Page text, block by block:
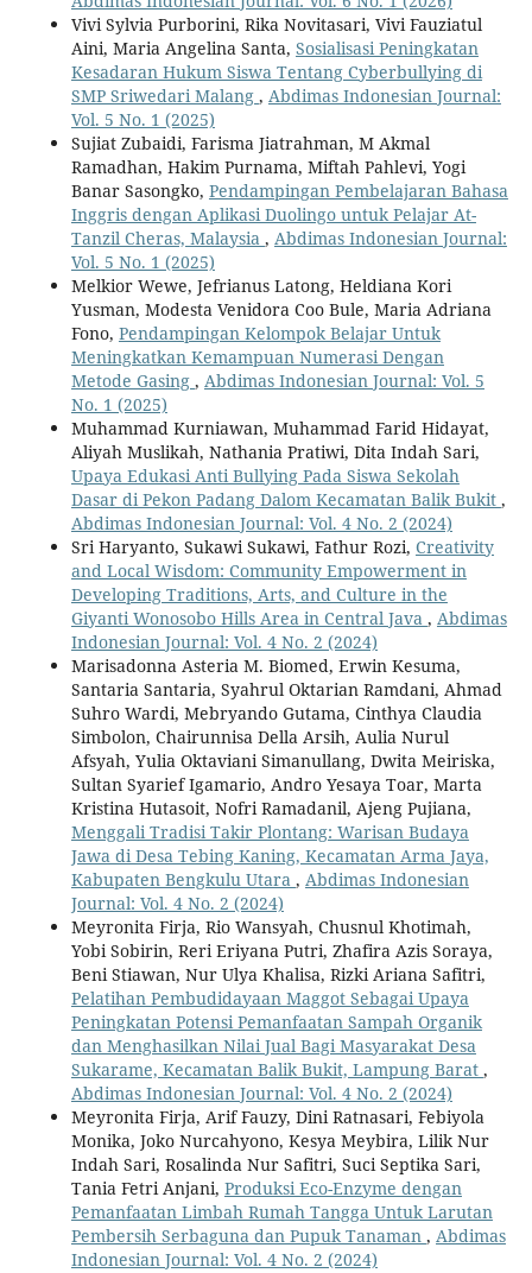
Vivi Sylvia Purborini, Rika Novitasari, Vivi Fauziatul
Aini, Maria Angelina Santa, Sosialisasi Peningkatan
Kesadaran Hukum Siswa Tentang Cyberbullying di
SMP Sriwedari Malang , Abdimas Indonesian Journal:
Vol. 5 No. 1 (2025)
Sujiat Zubaidi, Farisma Jiatrahman, M Akmal
Ramadhan, Hakim Purnama, Miftah Pahlevi, Yogi
Banar Sasongko, Pendampingan Pembelajaran Bahasa
Inggris dengan Aplikasi Duolingo untuk Pelajar At-
Tanzil Cheras, Malaysia , Abdimas Indonesian Journal:
Vol. 5 No. 1 (2025)
Melkior Wewe, Jefrianus Latong, Heldiana Kori
Yusman, Modesta Venidora Coo Bule, Maria Adriana
Fono, Pendampingan Kelompok Belajar Untuk
Meningkatkan Kemampuan Numerasi Dengan
Metode Gasing , Abdimas Indonesian Journal: Vol. 5
No. 1 (2025)
Muhammad Kurniawan, Muhammad Farid Hidayat,
Aliyah Muslikah, Nathania Pratiwi, Dita Indah Sari,
Upaya Edukasi Anti Bullying Pada Siswa Sekolah
Dasar di Pekon Padang Dalom Kecamatan Balik Bukit ,
Abdimas Indonesian Journal: Vol. 4 No. 2 (2024)
Sri Haryanto, Sukawi Sukawi, Fathur Rozi, Creativity
and Local Wisdom: Community Empowerment in
Developing Traditions, Arts, and Culture in the
Giyanti Wonosobo Hills Area in Central Java , Abdimas
Indonesian Journal: Vol. 4 No. 2 (2024)
Marisadonna Asteria M. Biomed, Erwin Kesuma,
Santaria Santaria, Syahrul Oktarian Ramdani, Ahmad
Suhro Wardi, Mebryando Gutama, Cinthya Claudia
Simbolon, Chairunnisa Della Arsih, Aulia Nurul
Afsyah, Yulia Oktaviani Simanullang, Dwita Meiriska,
Sultan Syarief Igamario, Andro Yesaya Toar, Marta
Kristina Hutasoit, Nofri Ramadanil, Ajeng Pujiana,
Menggali Tradisi Takir Plontang: Warisan Budaya
Jawa di Desa Tebing Kaning, Kecamatan Arma Jaya,
Kabupaten Bengkulu Utara , Abdimas Indonesian
Journal: Vol. 4 No. 2 (2024)
Meyronita Firja, Rio Wansyah, Chusnul Khotimah,
Yobi Sobirin, Reri Eriyana Putri, Zhafira Azis Soraya,
Beni Stiawan, Nur Ulya Khalisa, Rizki Ariana Safitri,
Pelatihan Pembudidayaan Maggot Sebagai Upaya
Peningkatan Potensi Pemanfaatan Sampah Organik
dan Menghasilkan Nilai Jual Bagi Masyarakat Desa
Sukarame, Kecamatan Balik Bukit, Lampung Barat ,
Abdimas Indonesian Journal: Vol. 4 No. 2 (2024)
Meyronita Firja, Arif Fauzy, Dini Ratnasari, Febiyola
Monika, Joko Nurcahyono, Kesya Meybira, Lilik Nur
Indah Sari, Rosalinda Nur Safitri, Suci Septika Sari,
Tania Fetri Anjani, Produksi Eco-Enzyme dengan
Pemanfaatan Limbah Rumah Tangga Untuk Larutan
Pembersih Serbaguna dan Pupuk Tanaman , Abdimas
Indonesian Journal: Vol. 4 No. 2 (2024)